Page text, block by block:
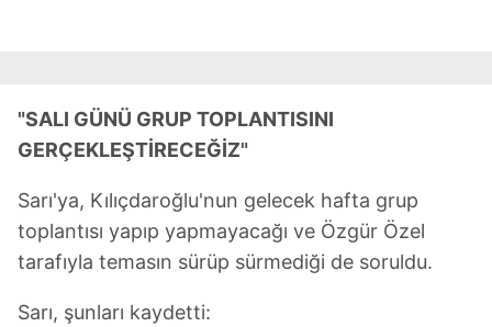
"SALI GÜNÜ GRUP TOPLANTISINI
GERÇEKLEŞTİRECEĞİZ"
Sarı'ya, Kılıçdaroğlu'nun gelecek hafta grup
toplantısı yapıp yapmayacağı ve Özgür Özel
tarafıyla temasın sürüp sürmediği de soruldu.
Sarı, şunları kaydetti: